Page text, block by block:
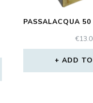
PASSALACQUA
€
ADD